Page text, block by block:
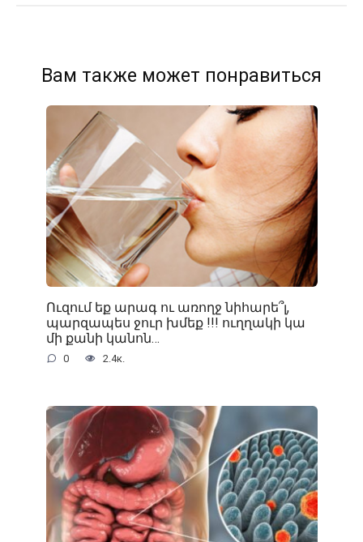
Вам также может понравиться
Ուզում եք արագ ու առողջ նիհարե՞լ,
պարզապես ջուր խմեք !!! ուղղակի կա
մի քանի կանոն…
0 2.4к.